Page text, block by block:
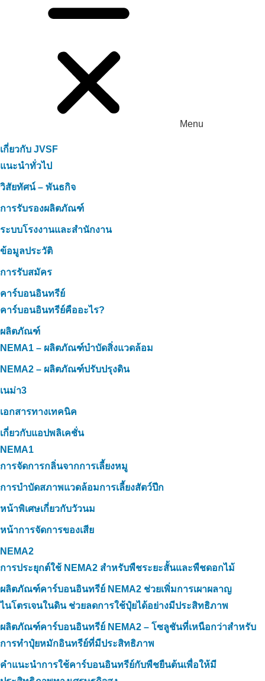
Menu
เกี่ยวกับ JVSF
แนะนำทั่วไป
วิสัยทัศน์ – พันธกิจ
การรับรองผลิตภัณฑ์
ระบบโรงงานและสำนักงาน
ข้อมูลประวัติ
การรับสมัคร
คาร์บอนอินทรีย์
คาร์บอนอินทรีย์คืออะไร?
ผลิตภัณฑ์
NEMA1 – ผลิตภัณฑ์บำบัดสิ่งแวดล้อม
NEMA2 – ผลิตภัณฑ์ปรับปรุงดิน
เนม่า3
เอกสารทางเทคนิค
เกี่ยวกับแอปพลิเคชั่น
NEMA1
การจัดการกลิ่นจากการเลี้ยงหมู
การบำบัดสภาพแวดล้อมการเลี้ยงสัตว์ปีก
หน้าพิเศษเกี่ยวกับวัวนม
หน้าการจัดการของเสีย
NEMA2
การประยุกต์ใช้ NEMA2 สำหรับพืชระยะสั้นและพืชดอกไม้
ผลิตภัณฑ์คาร์บอนอินทรีย์ NEMA2 ช่วยเพิ่มการเผาผลาญ
ไนโตรเจนในดิน ช่วยลดการใช้ปุ๋ยได้อย่างมีประสิทธิภาพ
ผลิตภัณฑ์คาร์บอนอินทรีย์ NEMA2 – โซลูชันที่เหนือกว่าสำหรับ
การทำปุ๋ยหมักอินทรีย์ที่มีประสิทธิภาพ
คำแนะนำการใช้คาร์บอนอินทรีย์กับพืชยืนต้นเพื่อให้มี